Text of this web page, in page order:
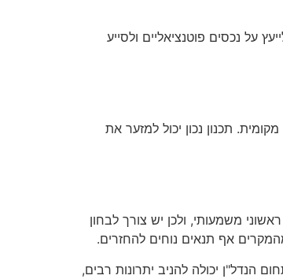
על נכסים פוטנציאליים ולסייע
תכנון נכון יכול למזער את
משמעותי, ולכן יש צורך לבחון
אף תנאים נוחים להחזרים.
יכולה להניב יתרונות רבים,